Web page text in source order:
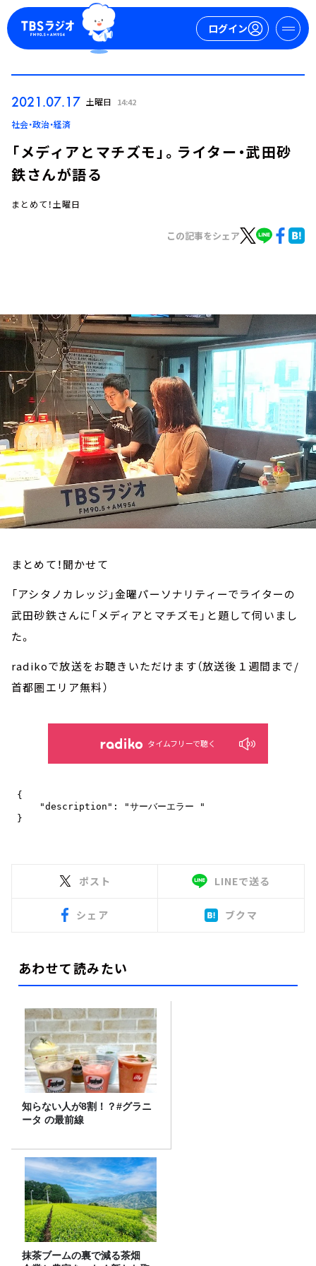
ログイン
お知らせ
イベント・グッズ
YouTube
会社情報
2021.07.17 土曜日 14:42
社会・政治・経済
「メディアとマチズモ」。ライター・武田砂
鉄さんが語る
まとめて！土曜日
この記事をシェア
まとめて！聞かせて
「アシタノカレッジ」金曜パーソナリティーでライターの
武田砂鉄さんに「メディアとマチズモ」と題して伺いまし
た。
radikoで放送をお聴きいただけます（放送後１週間まで/
首都圏エリア無料）
タイムフリーで聴く
ポスト LINEで送る
シェア ブクマ
あわせて読みたい
知らない人が8割！？#グラニ
ータ の最前線
抹茶ブームの裏で減る茶畑